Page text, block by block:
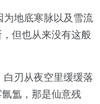
地底寒脉以及雪流
但也从来没有这般
刃从夜空里缓缓落
氲，那是仙意残